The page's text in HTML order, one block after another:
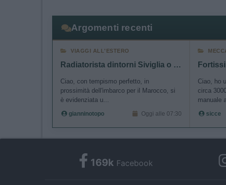
Argomenti recenti
VIAGGI ALL'ESTERO
Radiatorista dintorni Siviglia o Marocco Atlantico
Ciao, con tempismo perfetto, in
prossimità dell'imbarco per il Marocco, si
è evidenziata u...
gianninotopo Oggi alle 07:30
Ciao, ho
circa
manuale
sicce
169k Facebook